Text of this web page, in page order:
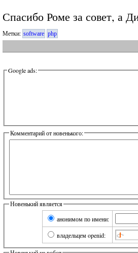
Спасибо Роме за совет, а
Метки: software php
Google ads:
Комментарий от новенького:
Новенький является
анонимом по имени:
владельцем openid: